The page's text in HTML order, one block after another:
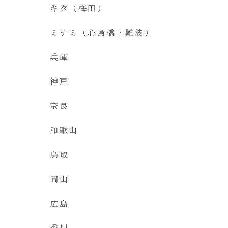
キタ（梅田）
ミナミ（心斎橋・難波）
兵庫
神戸
奈良
和歌山
鳥取
岡山
広島